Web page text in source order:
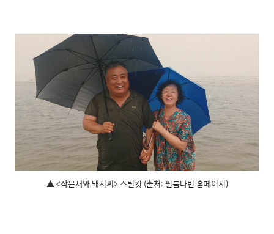
▲ <작은새와 돼지씨> 스틸컷 (출처: 필름다빈 홈페이지)